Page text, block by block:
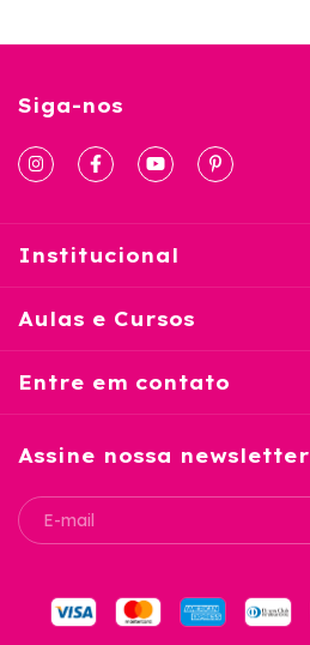
Siga-nos
Institucional
Aulas e Cursos
Entre em contato
Assine nossa newsletter